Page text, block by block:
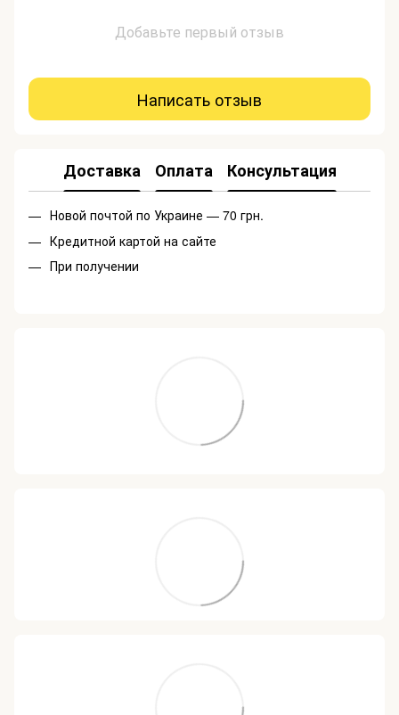
Добавьте первый отзыв
Написать отзыв
Доставка Оплата Консультация
Новой почтой по Украине — 70 грн.
Кредитной картой на сайте
При получении